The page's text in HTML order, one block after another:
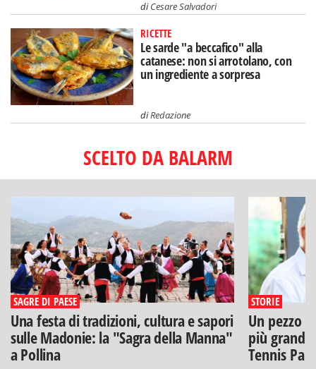
diCesare Salvadori
RICETTE
Le sarde "a beccafico" alla
catanese: non si arrotolano, con
un ingrediente a sorpresa
diRedazione
SCELTO DA BALARM
SAGRE DI PAESE
Una festa di tradizioni, cultura e sapori
sulle Madonie: la "Sagra della Manna"
a Pollina
STORIE
Un pezzo
più
Tennis